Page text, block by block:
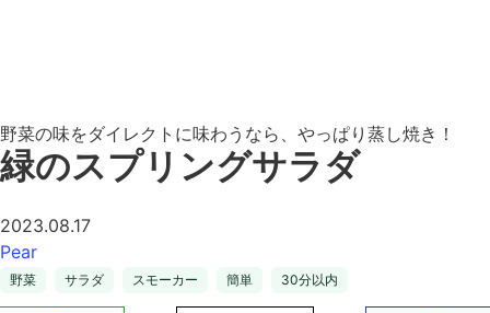
野菜の味をダイレクトに味わうなら、やっぱり蒸し焼き！
緑のスプリングサラダ
2023.08.17
Pear
野菜 サラダ スモーカー 簡単 30分以内